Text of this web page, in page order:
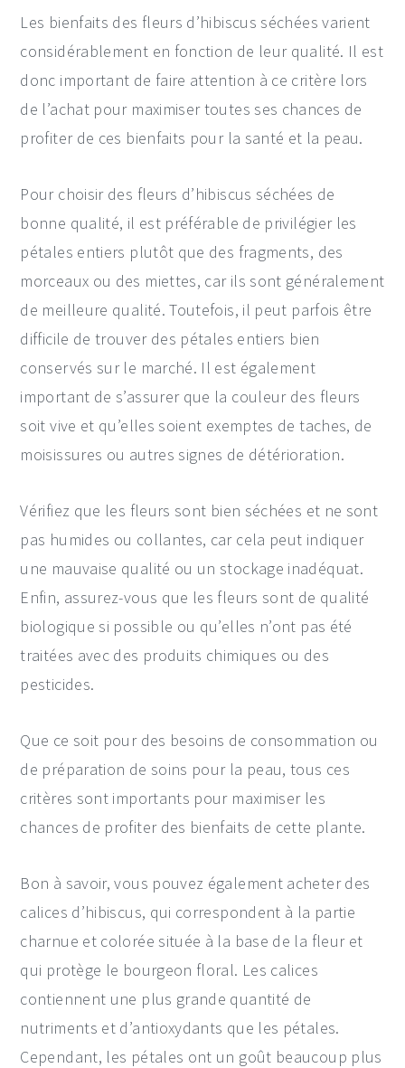
Les bienfaits des fleurs d’hibiscus séchées varient
considérablement en fonction de leur qualité. Il est
donc important de faire attention à ce critère lors
de l’achat pour maximiser toutes ses chances de
profiter de ces bienfaits pour la santé et la peau.
Pour choisir des fleurs d’hibiscus séchées de
bonne qualité, il est préférable de privilégier les
pétales entiers plutôt que des fragments, des
morceaux ou des miettes, car ils sont généralement
de meilleure qualité. Toutefois, il peut parfois être
difficile de trouver des pétales entiers bien
conservés sur le marché. Il est également
important de s’assurer que la couleur des fleurs
soit vive et qu’elles soient exemptes de taches, de
moisissures ou autres signes de détérioration.
Vérifiez que les fleurs sont bien séchées et ne sont
pas humides ou collantes, car cela peut indiquer
une mauvaise qualité ou un stockage inadéquat.
Enfin, assurez-vous que les fleurs sont de qualité
biologique si possible ou qu’elles n’ont pas été
traitées avec des produits chimiques ou des
pesticides.
Que ce soit pour des besoins de consommation ou
de préparation de soins pour la peau, tous ces
critères sont importants pour maximiser les
chances de profiter des bienfaits de cette plante.
Bon à savoir, vous pouvez également acheter des
calices d’hibiscus, qui correspondent à la partie
charnue et colorée située à la base de la fleur et
qui protège le bourgeon floral. Les calices
contiennent une plus grande quantité de
nutriments et d’antioxydants que les pétales.
Cependant, les pétales ont un goût beaucoup plus